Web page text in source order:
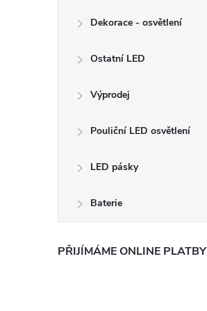
Dekorace - osvětlení
Ostatní LED
Výprodej
Pouliční LED osvětlení
LED pásky
Baterie
PŘIJÍMÁME ONLINE PLATBY